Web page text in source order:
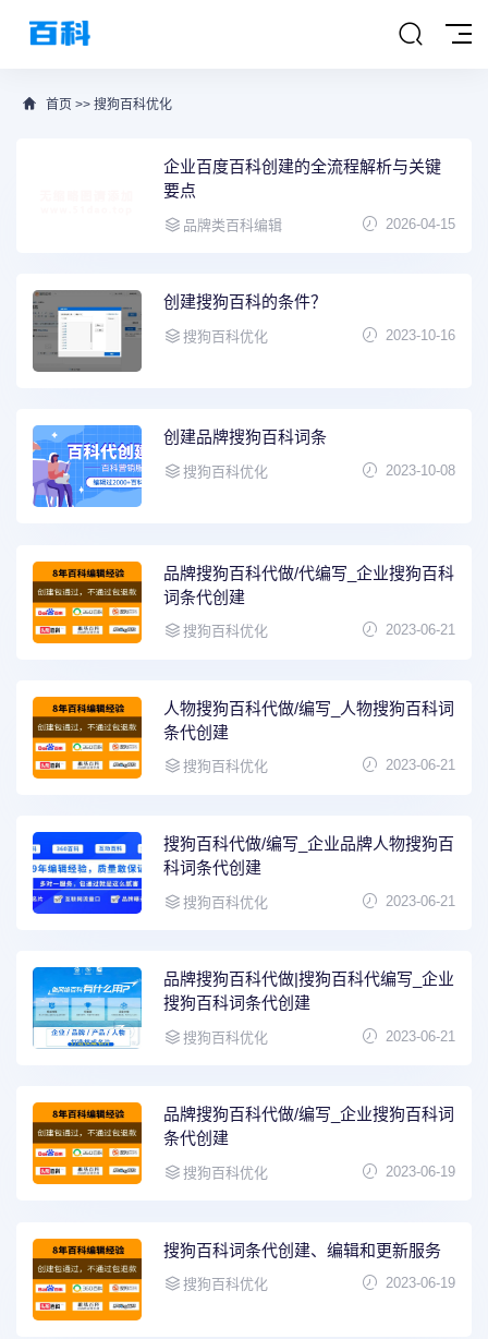
首页 >> 搜狗百科优化
企业百度百科创建的全流程解析与关键
要点
品牌类百科编辑 2026-04-15
创建搜狗百科的条件？
搜狗百科优化 2023-10-16
创建品牌搜狗百科词条
搜狗百科优化 2023-10-08
品牌搜狗百科代做/代编写_企业搜狗百科
词条代创建
搜狗百科优化 2023-06-21
人物搜狗百科代做/编写_人物搜狗百科词
条代创建
搜狗百科优化 2023-06-21
搜狗百科代做/编写_企业品牌人物搜狗百
科词条代创建
搜狗百科优化 2023-06-21
品牌搜狗百科代做|搜狗百科代编写_企业
搜狗百科词条代创建
搜狗百科优化 2023-06-21
品牌搜狗百科代做/编写_企业搜狗百科词
条代创建
搜狗百科优化 2023-06-19
搜狗百科词条代创建、编辑和更新服务
搜狗百科优化 2023-06-19